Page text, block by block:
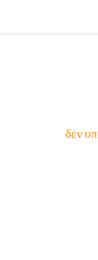
δεν